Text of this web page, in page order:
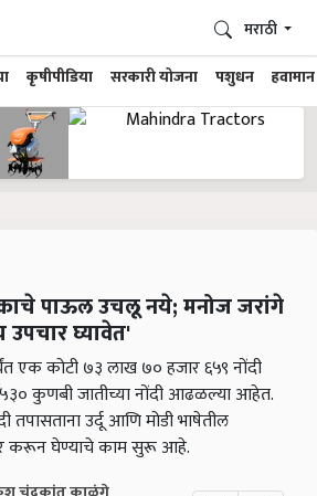
कृषीपीडिया सरकारी योजना पशुधन हवामान
मराठी
पाऊल उचलू नये; मनोज जरांगे
उपचार घ्यावेत'
एक कोटी ७३ लाख ७० हजार ६५९ नोंदी
कुणबी जातीच्या नोंदी आढळल्या आहेत.
तपासताना उर्दू आणि मोडी भाषेतील
करून घेण्याचे काम सुरू आहे.